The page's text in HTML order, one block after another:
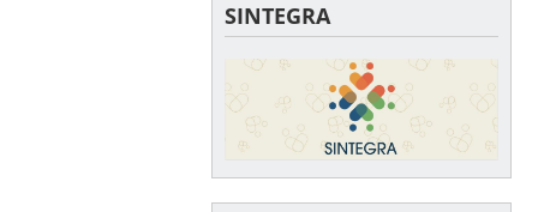
SINTEGRA